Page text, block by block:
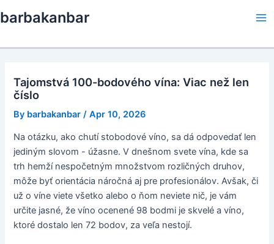
to
barbakanbar
Tajomstvá 100-bodového vína: Viac než len
číslo
By barbakanbar /Apr 10, 2026
Na otázku, ako chutí stobodové víno, sa dá odpovedať len
jediným slovom - úžasne. V dnešnom svete vína, kde sa
trh hemží nespočetným množstvom rozličných druhov,
môže byť orientácia náročná aj pre profesionálov. Avšak, či
už o víne viete všetko alebo o ňom neviete nič, je vám
určite jasné, že víno ocenené 98 bodmi je skvelé a víno,
ktoré dostalo len 72 bodov, za veľa nestojí.